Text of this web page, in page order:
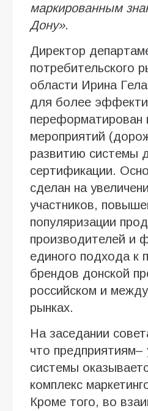
маркированным
Дону».
Директор
потребительского
области Ирина
для более
переформатирован
мероприятий
развитию системы
сертификации.
сделан на
участников,
популяризации
производителей и
единого подхода к
брендов донской
российском и
рынках.
На заседании
что предприятиям–
системы
комплекс
Кроме того, во